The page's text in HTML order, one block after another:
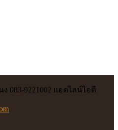
083-9221002 แอดไลน์ไอดี